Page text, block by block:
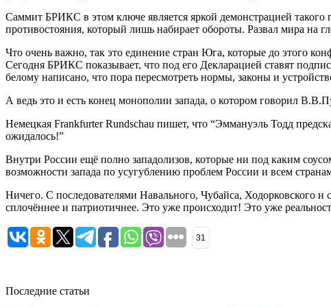
Саммит БРИКС в этом ключе является яркой демонстрацией
противостояния, который лишь набирает обороты. Развал мира на
Что очень важно, так это единение стран Юга, которые до этого
Сегодня БРИКС показывает, что под его Декларацией ставят
белому написано, что пора пересмотреть нормы, законы и
А ведь это и есть конец монополии запада, о котором говорил
Немецкая Frankfurter Rundschau пишет, что “Эммануэль Тодд
ожидалось!”
Внутри России ещё полно западолизов, которые ни под каким
возможности запада по усугублению проблем России и всем
Ничего. С последователями Навального, Чубайса, Ходорковского
сплочённее и патриотичнее. Это уже происходит! Это уже
31
Последние статьи